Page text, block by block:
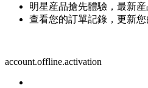
明星産品搶先體驗，最新
查看您的訂單記錄，更新您
account.offline.activation